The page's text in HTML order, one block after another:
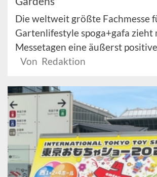
Die weltweit größte Fachmesse
Gartenlifestyle spoga+gafa zieht
Messetagen eine äußerst
Von Redaktion